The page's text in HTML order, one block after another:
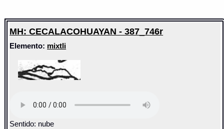
MH: CECALACOHUAYAN - 387_746r
Elemento: mixtli
Sentido: nube